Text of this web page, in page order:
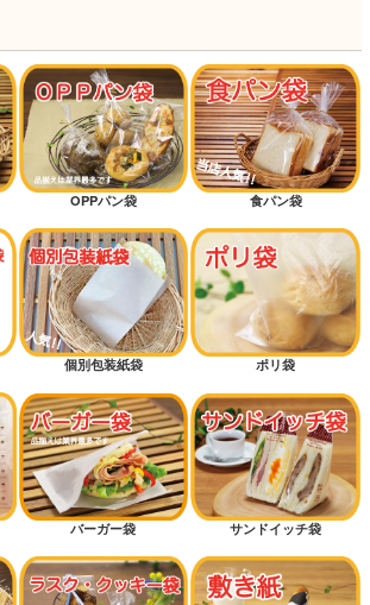
OPPパン袋 食パン袋
個別包装紙袋 ポリ袋
バーガー袋 サンドイッチ袋